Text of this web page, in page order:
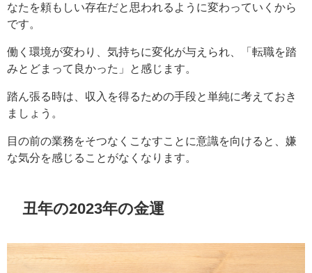
なたを頼もしい存在だと思われるように変わっていくから
です。
働く環境が変わり、気持ちに変化が与えられ、「転職を踏
みとどまって良かった」と感じます。
踏ん張る時は、収入を得るための手段と単純に考えておき
ましょう。
目の前の業務をそつなくこなすことに意識を向けると、嫌
な気分を感じることがなくなります。
丑年の2023年の金運